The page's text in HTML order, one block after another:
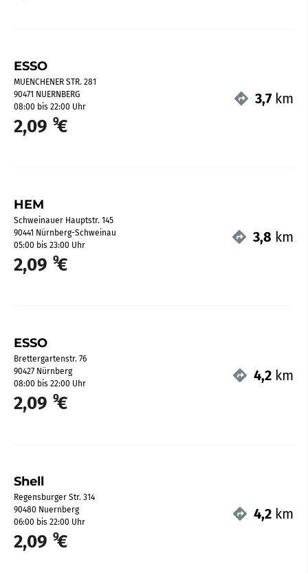
ESSO
MUENCHENER STR. 281
90471 NUERNBERG
08:00 bis 22:00 Uhr
2,09 9€
3,7 km
HEM
Schweinauer Hauptstr. 145
90441 Nürnberg-Schweinau
05:00 bis 23:00 Uhr
2,09 9€
3,8 km
ESSO
Brettergartenstr. 76
90427 Nürnberg
08:00 bis 22:00 Uhr
2,09 9€
4,2 km
Shell
Regensburger Str. 314
90480 Nuernberg
06:00 bis 22:00 Uhr
2,09 9€
4,2 km